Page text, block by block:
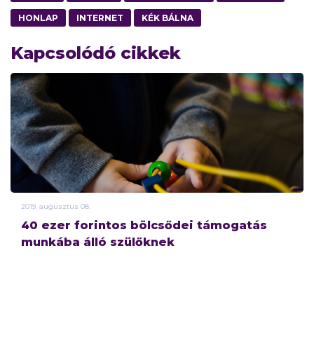
HONLAP INTERNET KÉK BÁLNA
Kapcsolódó cikkek
2019. augusztus 08.
40 ezer forintos bölcsődei támogatás
munkába álló szülőknek